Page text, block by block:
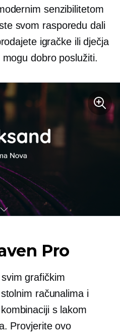
senzibilitetom
svom rasporedu dali
igračke ili dječja
dobro poslužiti.
Pro
grafičkim
računalima i
s lakom
Provjerite ovo